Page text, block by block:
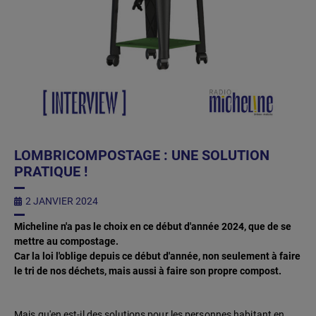
LOMBRICOMPOSTAGE : UNE SOLUTION
PRATIQUE !
2 JANVIER 2024
Micheline n'a pas le choix en ce début d'année 2024, que de se
mettre au compostage.
Car la loi l'oblige depuis ce début d'année, non seulement à faire
le tri de nos déchets, mais aussi à faire son propre compost.